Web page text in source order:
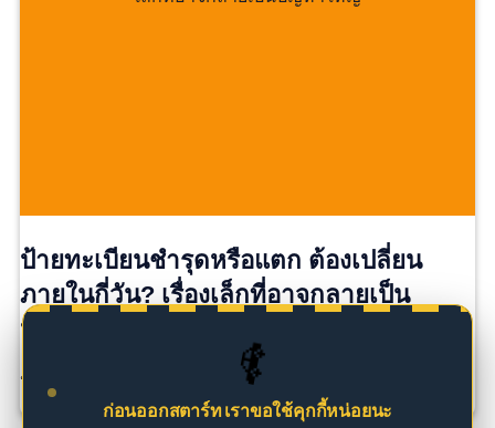
🚗
ก่อนออกสตาร์ท เราขอใช้คุกกี้หน่อยนะ
ป้ายทะเบียนชำรุดหรือแตก ต้องเปลี่ยน
ภายในกี่วัน? เรื่องเล็กที่อาจกลายเป็น
ปัญหาใหญ่
ป้ายทะเบียนแตกนิดเดียว…ยังใช้ต่อได้ไหม? หลายคนอาจ […]